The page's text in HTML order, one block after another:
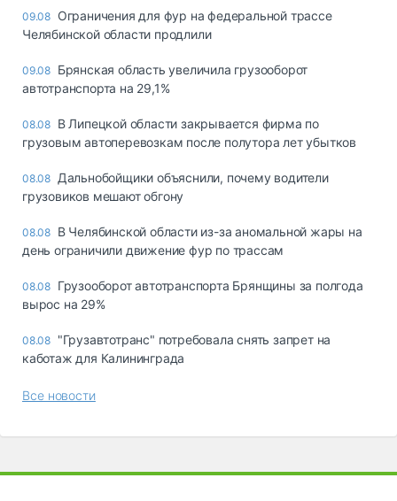
09.08 Ограничения для фур на федеральной трассе
Челябинской области продлили
09.08 Брянская область увеличила грузооборот
автотранспорта на 29,1%
08.08 В Липецкой области закрывается фирма по
грузовым автоперевозкам после полутора лет убытков
08.08 Дальнобойщики объяснили, почему водители
грузовиков мешают обгону
08.08 В Челябинской области из-за аномальной жары на
день ограничили движение фур по трассам
08.08 Грузооборот автотранспорта Брянщины за полгода
вырос на 29%
08.08 "Грузавтотранс" потребовала снять запрет на
каботаж для Калининграда
Все новости